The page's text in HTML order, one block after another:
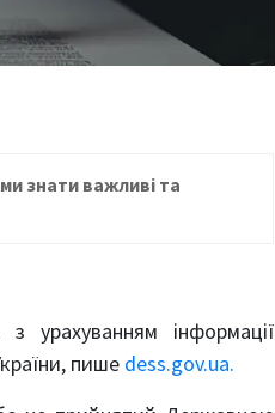
знати важливі та
з урахуванням інформації
пише dess.gov.ua.